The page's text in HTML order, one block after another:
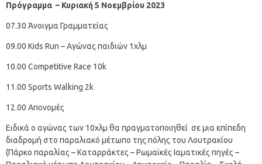
Πρόγραμμα – Κυριακή 5 Νοεμβρίου 2023
07.30 Άνοιγμα Γραμματείας
09.00 Kids Run – Αγώνας παιδιών 1χλμ
10.00 Competitive Race 10k
11.00 Sports Walking 2k
12.00 Απονομές
Ειδικά ο αγώνας των 10χλμ θα πραγματοποιηθεί σε μια επίπεδη
διαδρομή στο παραλιακό μέτωπο της πόλης του Λουτρακίου
(Πάρκο παραλίας – Καταρράκτες – Ρωμαϊκές Ιαματικές πηγές –